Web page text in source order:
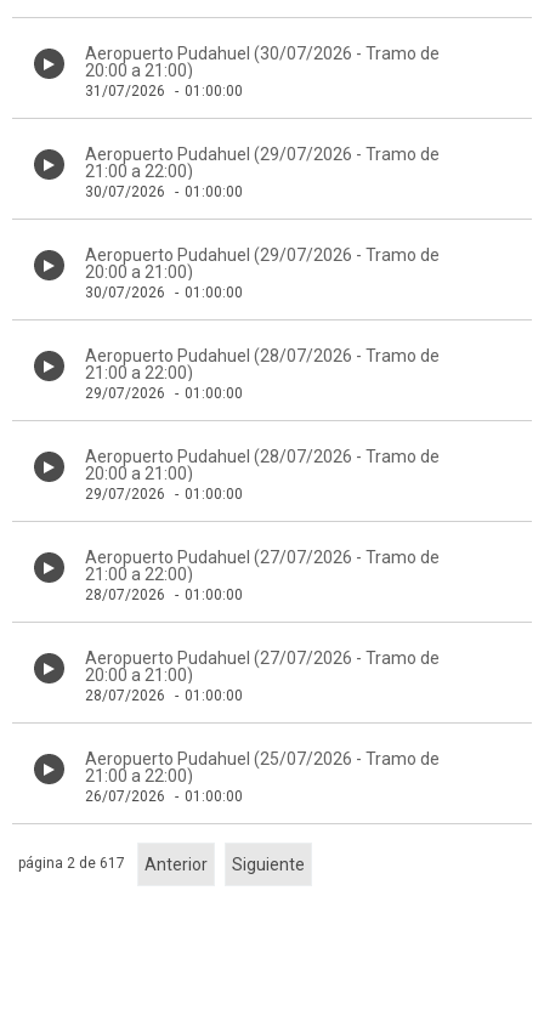
Aeropuerto Pudahuel (30/07/2026 - Tramo de
20:00 a 21:00)
31/07/2026 - 01:00:00
Aeropuerto Pudahuel (29/07/2026 - Tramo de
21:00 a 22:00)
30/07/2026 - 01:00:00
Aeropuerto Pudahuel (29/07/2026 - Tramo de
20:00 a 21:00)
30/07/2026 - 01:00:00
Aeropuerto Pudahuel (28/07/2026 - Tramo de
21:00 a 22:00)
29/07/2026 - 01:00:00
Aeropuerto Pudahuel (28/07/2026 - Tramo de
20:00 a 21:00)
29/07/2026 - 01:00:00
Aeropuerto Pudahuel (27/07/2026 - Tramo de
21:00 a 22:00)
28/07/2026 - 01:00:00
Aeropuerto Pudahuel (27/07/2026 - Tramo de
20:00 a 21:00)
28/07/2026 - 01:00:00
Aeropuerto Pudahuel (25/07/2026 - Tramo de
21:00 a 22:00)
26/07/2026 - 01:00:00
Anterior Siguiente
página 2 de 617